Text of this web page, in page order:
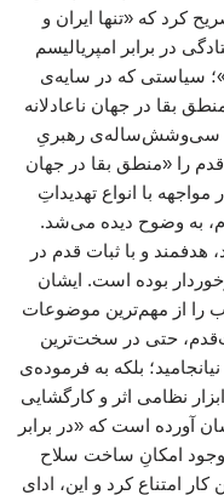
کرد که «تنها ایران و
در برابر امپریالیسم
سیاستی که در سایه‌ی
۳. ثبات قدم؛ منطق بقا در جهان ناعادلانه
سی‌وشش‌ساله‌ی رهبریِ
را «منطق بقا در جهان
مواجهه با انواع تهدیداتِ
به وضوح دیده می‌شد.
هدفمند و با ثبات قدم در
بوده است. ایشان
را از مهم‌ترین موضوعات
حتی در سخت‌ترین
بلکه به فرموده‌ی
نظامی اثر و کارگشایی
آورده است که «در برابر
وجود امکانِ ساخت سلاح
امتناع کرد و این، ادای